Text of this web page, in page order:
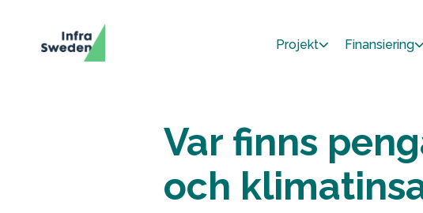
Projekt Finansiering
Var finns
och